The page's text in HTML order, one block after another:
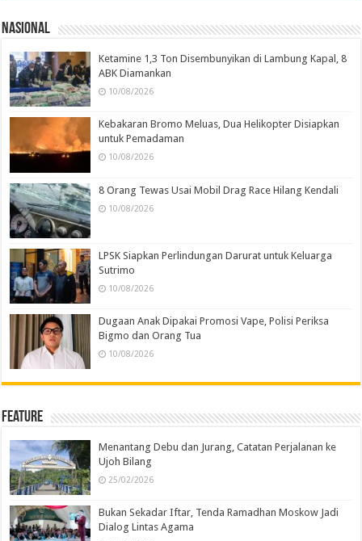
Nasional
Ketamine 1,3 Ton Disembunyikan di Lambung Kapal, 8
ABK Diamankan
10/08/2026
Kebakaran Bromo Meluas, Dua Helikopter Disiapkan
untuk Pemadaman
10/08/2026
8 Orang Tewas Usai Mobil Drag Race Hilang Kendali
10/08/2026
LPSK Siapkan Perlindungan Darurat untuk Keluarga
Sutrimo
10/08/2026
Dugaan Anak Dipakai Promosi Vape, Polisi Periksa
Bigmo dan Orang Tua
10/08/2026
Feature
Menantang Debu dan Jurang, Catatan Perjalanan ke
Ujoh Bilang
25/02/2026
Bukan Sekadar Iftar, Tenda Ramadhan Moskow Jadi
Dialog Lintas Agama